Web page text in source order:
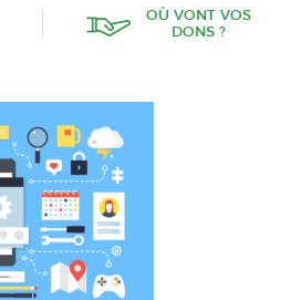
FONCTIONNEMENT
POLITIQUE RH
ÉTABLISSEMENTS SERVICES
PROTECTION DE L’ENFANCE
INSERTION
OÙ VONT VOS
DONS ?